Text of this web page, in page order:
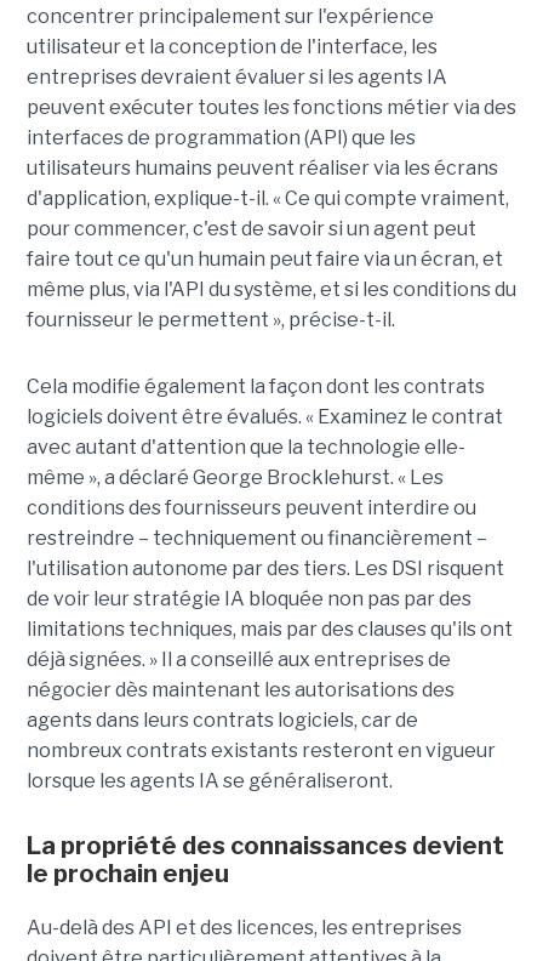
concentrer principalement sur l'expérience
utilisateur et la conception de l'interface, les
entreprises devraient évaluer si les agents IA
peuvent exécuter toutes les fonctions métier via des
interfaces de programmation (API) que les
utilisateurs humains peuvent réaliser via les écrans
d'application, explique-t-il. « Ce qui compte vraiment,
pour commencer, c'est de savoir si un agent peut
faire tout ce qu'un humain peut faire via un écran, et
même plus, via l'API du système, et si les conditions du
fournisseur le permettent », précise-t-il.
Cela modifie également la façon dont les contrats
logiciels doivent être évalués. « Examinez le contrat
avec autant d'attention que la technologie elle-
même », a déclaré George Brocklehurst. « Les
conditions des fournisseurs peuvent interdire ou
restreindre – techniquement ou financièrement – ​​
l'utilisation autonome par des tiers. Les DSI risquent
de voir leur stratégie IA bloquée non pas par des
limitations techniques, mais par des clauses qu'ils ont
déjà signées. » Il a conseillé aux entreprises de
négocier dès maintenant les autorisations des
agents dans leurs contrats logiciels, car de
nombreux contrats existants resteront en vigueur
lorsque les agents IA se généraliseront.
La propriété des connaissances devient
le prochain enjeu
Au-delà des API et des licences, les entreprises